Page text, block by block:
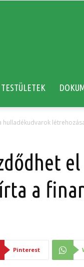
TESTÜLETEK
a
Pinterest